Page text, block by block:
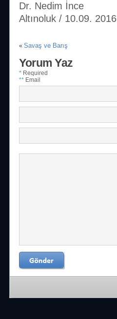
Dr. Nedim İnce
Altınoluk / 10.09. 2016
« Savaş ve Barış
Yorum Yaz
* Required
** Email